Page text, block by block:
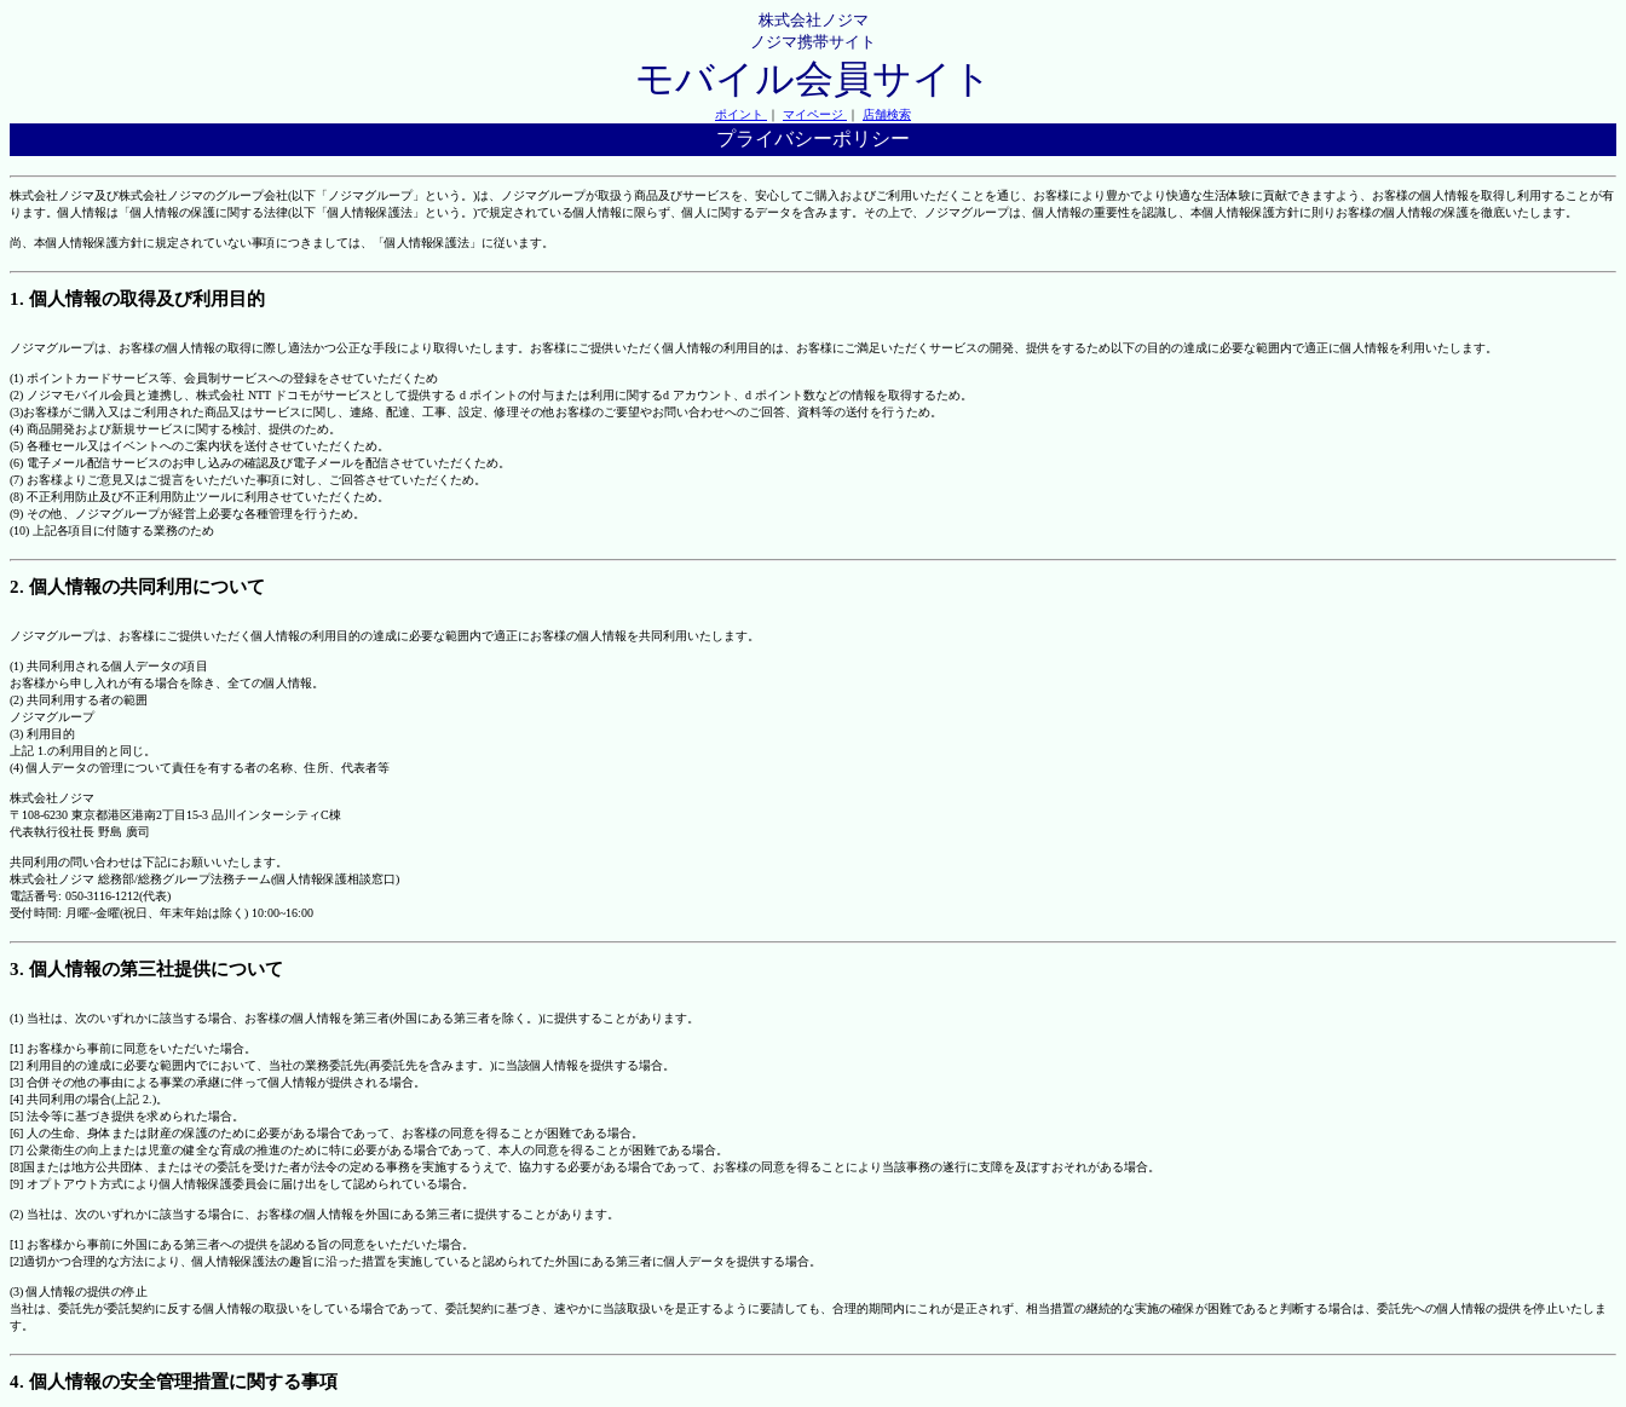
株式会社ノジマ
ノジマ携帯サイト
モバイル会員サイト
ポイント ｜ マイページ ｜ 店舗検索
プライバシーポリシー
株式会社ノジマ及び株式会社ノジマのグループ会社(以下「ノジマグループ」という。)は、ノジマグループが取扱う商品及びサービスを、安心してご購入およびご利用いただくことを通じ、お客様により豊かでより快適な生活体験に貢献できますよう、お客様の個人情報を取得し利用することが有
ります。個人情報は「個人情報の保護に関する法律(以下「個人情報保護法」という。)で規定されている個人情報に限らず、個人に関するデータを含みます。その上で、ノジマグループは、個人情報の重要性を認識し、本個人情報保護方針に則りお客様の個人情報の保護を徹底いたします。
尚、本個人情報保護方針に規定されていない事項につきましては、「個人情報保護法」に従います。
1. 個人情報の取得及び利用目的
ノジマグループは、お客様の個人情報の取得に際し適法かつ公正な手段により取得いたします。お客様にご提供いただく個人情報の利用目的は、お客様にご満足いただくサービスの開発、提供をするため以下の目的の達成に必要な範囲内で適正に個人情報を利用いたします。
(1) ポイントカードサービス等、会員制サービスへの登録をさせていただくため
(2) ノジマモバイル会員と連携し、株式会社 NTT ドコモがサービスとして提供する d ポイントの付与または利用に関するd アカウント、d ポイント数などの情報を取得するため。
(3)お客様がご購入又はご利用された商品又はサービスに関し、連絡、配達、工事、設定、修理その他お客様のご要望やお問い合わせへのご回答、資料等の送付を行うため。
(4) 商品開発および新規サービスに関する検討、提供のため。
(5) 各種セール又はイベントへのご案内状を送付させていただくため。
(6) 電子メール配信サービスのお申し込みの確認及び電子メールを配信させていただくため。
(7) お客様よりご意見又はご提言をいただいた事項に対し、ご回答させていただくため。
(8) 不正利用防止及び不正利用防止ツールに利用させていただくため。
(9) その他、ノジマグループが経営上必要な各種管理を行うため。
(10) 上記各項目に付随する業務のため
2. 個人情報の共同利用について
ノジマグループは、お客様にご提供いただく個人情報の利用目的の達成に必要な範囲内で適正にお客様の個人情報を共同利用いたします。
(1) 共同利用される個人データの項目
お客様から申し入れが有る場合を除き、全ての個人情報。
(2) 共同利用する者の範囲
ノジマグループ
(3) 利用目的
上記 1.の利用目的と同じ。
(4) 個人データの管理について責任を有する者の名称、住所、代表者等
株式会社ノジマ
〒108-6230 東京都港区港南2丁目15-3 品川インターシティC棟
代表執行役社長 野島 廣司
共同利用の問い合わせは下記にお願いいたします。
株式会社ノジマ 総務部/総務グループ法務チーム(個人情報保護相談窓口)
電話番号: 050-3116-1212(代表)
受付時間: 月曜~金曜(祝日、年末年始は除く) 10:00~16:00
3. 個人情報の第三社提供について
(1) 当社は、次のいずれかに該当する場合、お客様の個人情報を第三者(外国にある第三者を除く。)に提供することがあります。
[1] お客様から事前に同意をいただいた場合。
[2] 利用目的の達成に必要な範囲内でにおいて、当社の業務委託先(再委託先を含みます。)に当該個人情報を提供する場合。
[3] 合併その他の事由による事業の承継に伴って個人情報が提供される場合。
[4] 共同利用の場合(上記 2.)。
[5] 法令等に基づき提供を求められた場合。
[6] 人の生命、身体または財産の保護のために必要がある場合であって、お客様の同意を得ることが困難である場合。
[7] 公衆衛生の向上または児童の健全な育成の推進のために特に必要がある場合であって、本人の同意を得ることが困難である場合。
[8]国または地方公共団体、またはその委託を受けた者が法令の定める事務を実施するうえで、協力する必要がある場合であって、お客様の同意を得ることにより当該事務の遂行に支障を及ぼすおそれがある場合。
[9] オプトアウト方式により個人情報保護委員会に届け出をして認められている場合。
(2) 当社は、次のいずれかに該当する場合に、お客様の個人情報を外国にある第三者に提供することがあります。
[1] お客様から事前に外国にある第三者への提供を認める旨の同意をいただいた場合。
[2]適切かつ合理的な方法により、個人情報保護法の趣旨に沿った措置を実施していると認められてた外国にある第三者に個人データを提供する場合。
(3) 個人情報の提供の停止
当社は、委託先が委託契約に反する個人情報の取扱いをしている場合であって、委託契約に基づき、速やかに当該取扱いを是正するように要請しても、合理的期間内にこれが是正されず、相当措置の継続的な実施の確保が困難であると判断する場合は、委託先への個人情報の提供を停止いたしま
す。
4. 個人情報の安全管理措置に関する事項